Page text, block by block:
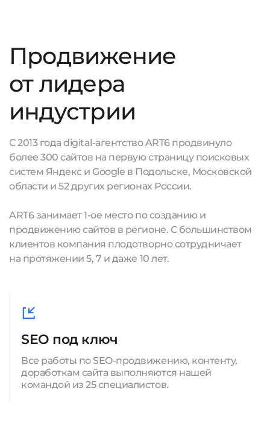
Продвижение
от лидера
индустрии
С 2013 года digital-агентство ART6 продвинуло
более 300 сайтов на первую страницу поисковых
систем Яндекс и Google в Подольске, Московской
области и 52 других регионах России.
ART6 занимает 1-ое место по созданию и
продвижению сайтов в регионе. С большинством
клиентов компания плодотворно сотрудничает
на протяжении 5, 7 и даже 10 лет.
SEO под ключ
Все работы по SEO-продвижению, контенту,
доработкам сайта выполняются нашей
командой из 25 специалистов.